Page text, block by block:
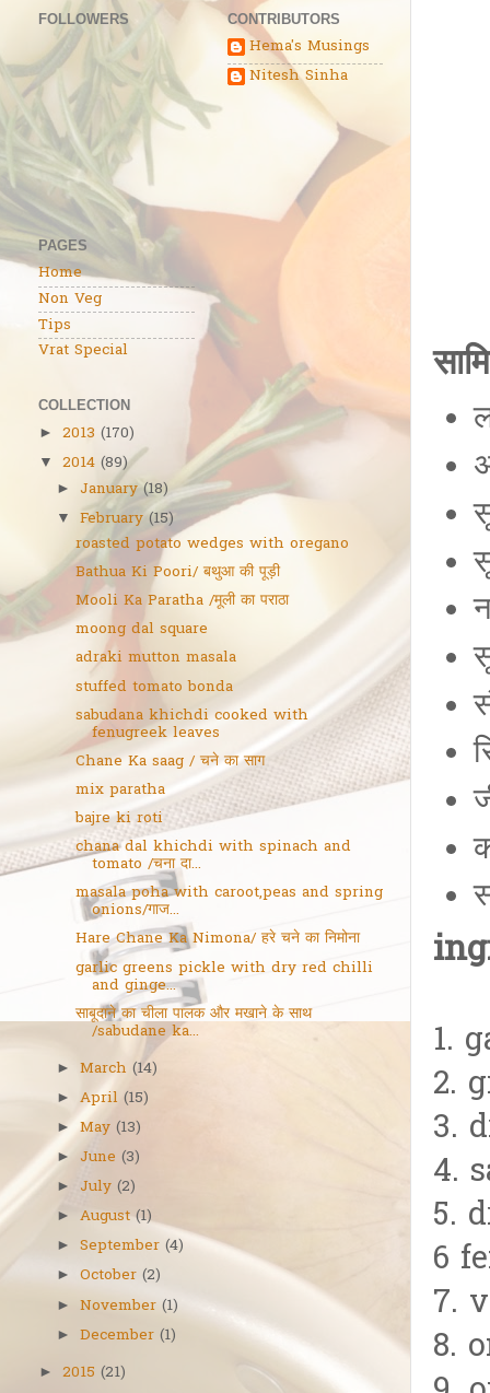
1.
2.
3.
4.
5.
6
7.
8.
FOLLOWERS
PAGES
Home
Non Veg
Tips
Vrat Special
CONTRIBUTORS
Hema's Musings
Nitesh Sinha
COLLECTION
► 2013 (170)
▼ 2014 (89)
►January (18)
▼ February (15)
roasted potato wedges with oregano
Bathua Ki Poori/ बथुआ की पूड़ी
Mooli Ka Paratha /मूली का पराठा
moong dal square
adraki mutton masala
stuffed tomato bonda
sabudana khichdi cooked with
fenugreek leaves
Chane Ka saag / चने का साग
mix paratha
bajre ki roti
chana dal khichdi with spinach and
tomato /चना दा...
masala poha with caroot,peas and spring
onions/गाज...
Hare Chane Ka Nimona/ हरे चने का निमोना
garlic greens pickle with dry red chilli
and ginge...
साबूदाने का चीला पालक और मखाने के साथ
/sabudane ka...
►March (14)
► April (15)
►May (13)
►June (3)
►July (2)
►August (1)
►September (4)
►October (2)
►November (1)
►December (1)
► 2015 (21)